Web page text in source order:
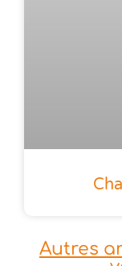
Autres